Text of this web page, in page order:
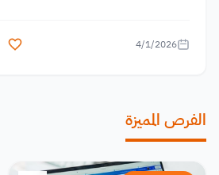
4/1/2026
الفرص المميزة